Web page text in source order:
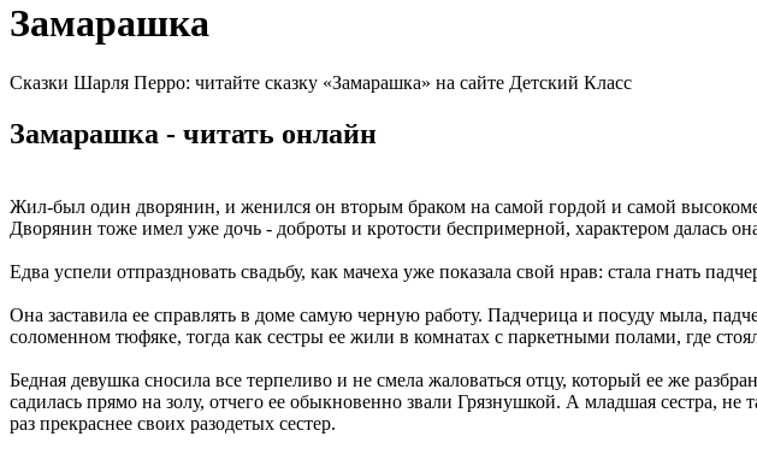
Замарашка
Сказки Шарля Перро: читайте сказку «Замарашка» на сайте Детский Класс
Замарашка - читать онлайн
Жил-был один дворянин, и женился он вторым браком на самой гордой и самой
Дворянин тоже имел уже дочь - доброты и кротости беспримерной, характером далась
Едва успели отпраздновать свадьбу, как мачеха уже показала свой нрав: стала гнать
Она заставила ее справлять в доме самую черную работу. Падчерица и посуду мыла,
соломенном тюфяке, тогда как сестры ее жили в комнатах с паркетными полами, где
Бедная девушка сносила все терпеливо и не смела жаловаться отцу, который ее же
садилась прямо на золу, отчего ее обыкновенно звали Грязнушкой. А младшая сестра,
раз прекраснее своих разодетых сестер.